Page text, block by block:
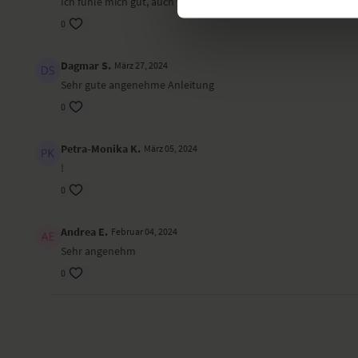
0
Dagmar S. März 27, 2024
Sehr gute angenehme Anleitung
0
Petra-Monika K. März 05, 2024
!
0
Andrea E. Februar 04, 2024
Sehr angenehm
0